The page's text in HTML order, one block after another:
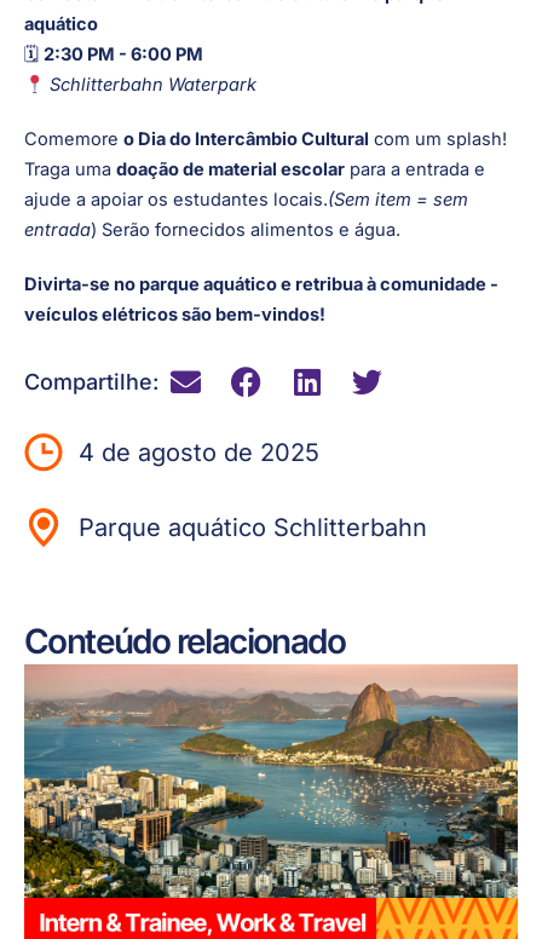
aquático
🗓 2:30 PM - 6:00 PM
Schlitterbahn Waterpark
Comemore o Dia do Intercâmbio Cultural com um splash!
Traga uma doação de material escolar para a entrada e
ajude a apoiar os estudantes locais.(Sem item = sem
entrada) Serão fornecidos alimentos e água.
Divirta-se no parque aquático e retribua à comunidade -
veículos elétricos são bem-vindos!
Compartilhe:
4 de agosto de 2025
Parque aquático Schlitterbahn
Conteúdo relacionado